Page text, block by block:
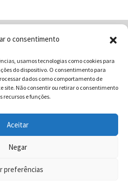
o consentimento
usamos tecnologias como cookies para
do dispositivo. O consentimento para
dados como comportamento de
site. Não consentir ou retirar o consentimento
e funções.
Aceitar
Negar
preferências
Receitas
Blog
da Gastronomia
e Marketing | CNPJ:
Nº99 Qd. F13 Lt. 13 Sala 01 - Setor
| © 2025 COMUNICAR.COM.BR